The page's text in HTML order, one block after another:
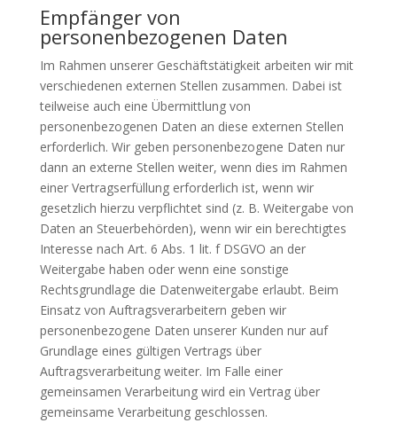
Empfänger von
personenbezogenen Daten
Im Rahmen unserer Geschäftstätigkeit arbeiten wir mit
verschiedenen externen Stellen zusammen. Dabei ist
teilweise auch eine Übermittlung von
personenbezogenen Daten an diese externen Stellen
erforderlich. Wir geben personenbezogene Daten nur
dann an externe Stellen weiter, wenn dies im Rahmen
einer Vertragserfüllung erforderlich ist, wenn wir
gesetzlich hierzu verpflichtet sind (z. B. Weitergabe von
Daten an Steuerbehörden), wenn wir ein berechtigtes
Interesse nach Art. 6 Abs. 1 lit. f DSGVO an der
Weitergabe haben oder wenn eine sonstige
Rechtsgrundlage die Datenweitergabe erlaubt. Beim
Einsatz von Auftragsverarbeitern geben wir
personenbezogene Daten unserer Kunden nur auf
Grundlage eines gültigen Vertrags über
Auftragsverarbeitung weiter. Im Falle einer
gemeinsamen Verarbeitung wird ein Vertrag über
gemeinsame Verarbeitung geschlossen.